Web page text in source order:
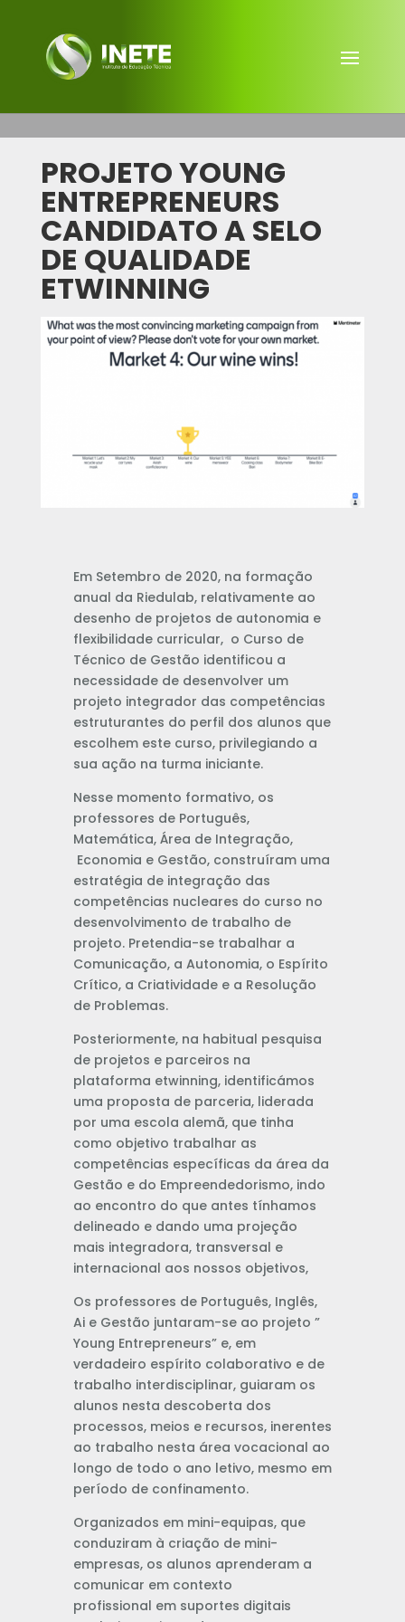
PROJETO YOUNG
ENTREPRENEURS
CANDIDATO A SELO
DE QUALIDADE
ETWINNING
Em Setembro de 2020, na formação
anual da Riedulab, relativamente ao
desenho de projetos de autonomia e
flexibilidade curricular, o Curso de
Técnico de Gestão identificou a
necessidade de desenvolver um
projeto integrador das competências
estruturantes do perfil dos alunos que
escolhem este curso, privilegiando a
sua ação na turma iniciante.
Nesse momento formativo, os
professores de Português,
Matemática, Área de Integração,
Economia e Gestão, construíram uma
estratégia de integração das
competências nucleares do curso no
desenvolvimento de trabalho de
projeto. Pretendia-se trabalhar a
Comunicação, a Autonomia, o Espírito
Crítico, a Criatividade e a Resolução
de Problemas.
Posteriormente, na habitual pesquisa
de projetos e parceiros na
plataforma etwinning, identificámos
uma proposta de parceria, liderada
por uma escola alemã, que tinha
como objetivo trabalhar as
competências específicas da área da
Gestão e do Empreendedorismo, indo
ao encontro do que antes tínhamos
delineado e dando uma projeção
mais integradora, transversal e
internacional aos nossos objetivos,
Os professores de Português, Inglês,
Ai e Gestão juntaram-se ao projeto ”
Young Entrepreneurs” e, em
verdadeiro espírito colaborativo e de
trabalho interdisciplinar, guiaram os
alunos nesta descoberta dos
processos, meios e recursos, inerentes
ao trabalho nesta área vocacional ao
longo de todo o ano letivo, mesmo em
período de confinamento.
Organizados em mini-equipas, que
conduziram à criação de mini-
empresas, os alunos aprenderam a
comunicar em contexto
profissional em suportes digitais